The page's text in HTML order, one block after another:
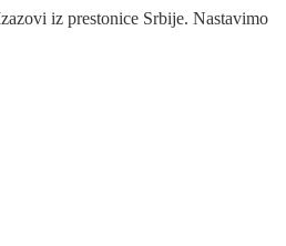
iz prestonice Srbije. Nastavimo